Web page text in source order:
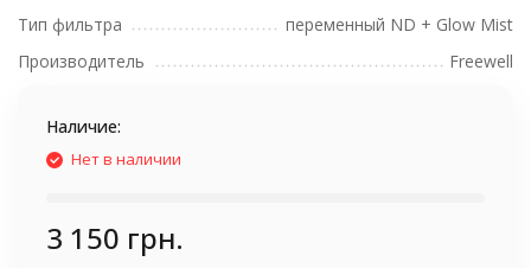
Тип фильтра
переменный ND + Glow Mist
Производитель
Freewell
Наличие:
Нет в наличии
3 150 грн.